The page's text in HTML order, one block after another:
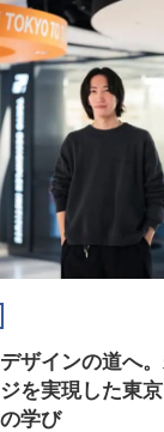
ザインの道へ
を実現した東
学び